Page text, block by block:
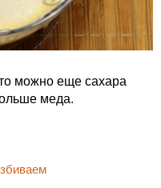
можно еще сахара
меда.